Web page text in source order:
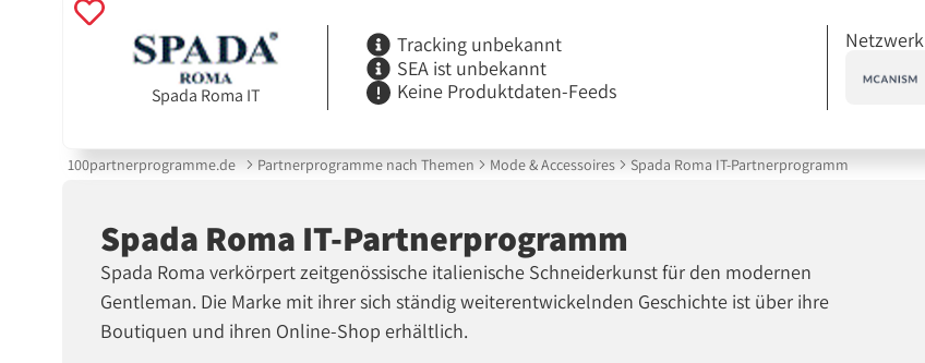
Spada Roma IT
Tracking unbekannt
SEA ist unbekannt
Keine Produktdaten-Feeds
Netzwerk
100partnerprogramme.de Partnerprogramme nach Themen Mode & Accessoires Spada Roma IT-Partnerprogramm
Spada Roma IT-Partnerprogramm
Spada Roma verkörpert zeitgenössische italienische Schneiderkunst für den modernen
Gentleman. Die Marke mit ihrer sich ständig weiterentwickelnden Geschichte ist über ihre
Boutiquen und ihren Online-Shop erhältlich.